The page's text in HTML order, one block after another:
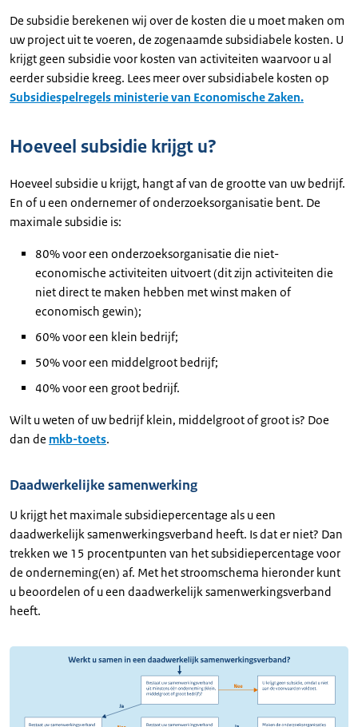
De subsidie berekenen wij over de kosten die u moet maken om
uw project uit te voeren, de zogenaamde subsidiabele kosten. U
krijgt geen subsidie voor kosten van activiteiten waarvoor u al
eerder subsidie kreeg. Lees meer over subsidiabele kosten op
Subsidiespelregels ministerie van Economische Zaken.
Hoeveel subsidie krijgt u?
Hoeveel subsidie u krijgt, hangt af van de grootte van uw bedrijf.
En of u een ondernemer of onderzoeksorganisatie bent. De
maximale subsidie is:
80% voor een onderzoeksorganisatie die niet-
economische activiteiten uitvoert (dit zijn activiteiten die
niet direct te maken hebben met winst maken of
economisch gewin);
60% voor een klein bedrijf;
50% voor een middelgroot bedrijf;
40% voor een groot bedrijf.
Wilt u weten of uw bedrijf klein, middelgroot of groot is? Doe
dan de mkb-toets.
Daadwerkelijke samenwerking
U krijgt het maximale subsidiepercentage als u een
daadwerkelijk samenwerkingsverband heeft. Is dat er niet? Dan
trekken we 15 procentpunten van het subsidiepercentage voor
de onderneming(en) af. Met het stroomschema hieronder kunt
u beoordelen of u een daadwerkelijk samenwerkingsverband
heeft.